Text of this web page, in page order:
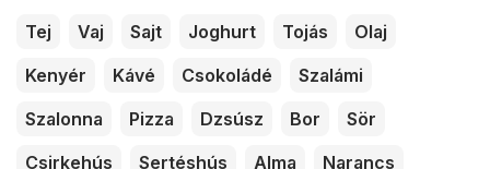
Tej Vaj Sajt Joghurt Tojás
Olaj
Kenyér
Kávé Csokoládé
Szalámi
Szalonna
Pizza Dzsúsz Bor
Sör
Csirkehús
Sertéshús Alma
Narancs